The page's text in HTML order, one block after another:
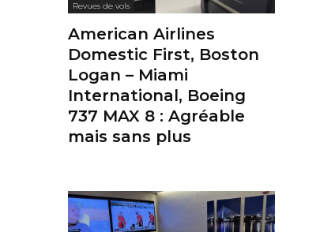
Revues de vols
American Airlines
Domestic First, Boston
Logan – Miami
International, Boeing
737 MAX 8 : Agréable
mais sans plus